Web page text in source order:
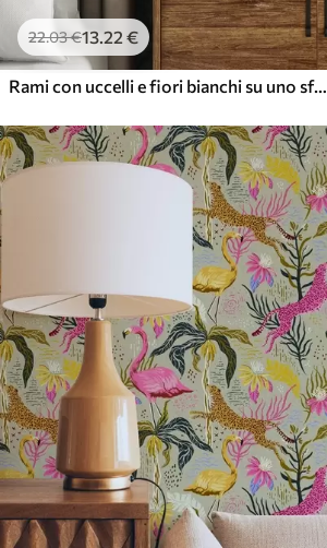
22.03€13.22 €
Rami con uccelli e fiori bianchi su uno sfondo delicato